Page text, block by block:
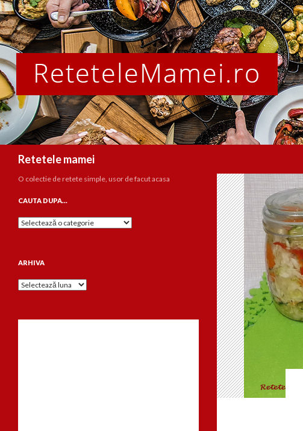
Retetele mamei
O colectie de retete simple, usor de facut acasa
CAUTA DUPA…
Cauta
ARHIVA
Arhiva